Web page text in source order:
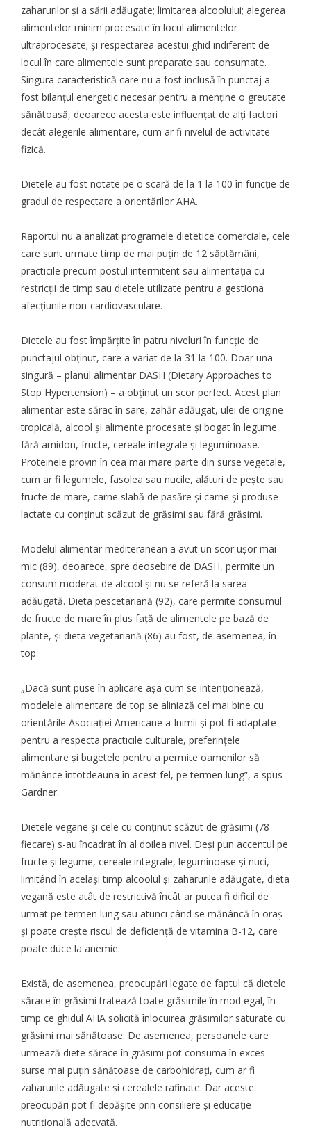
zaharurilor și a sării adăugate; limitarea alcoolului; alegerea
alimentelor minim procesate în locul alimentelor
ultraprocesate; și respectarea acestui ghid indiferent de
locul în care alimentele sunt preparate sau consumate.
Singura caracteristică care nu a fost inclusă în punctaj a
fost bilanțul energetic necesar pentru a menține o greutate
sănătoasă, deoarece acesta este influențat de alți factori
decât alegerile alimentare, cum ar fi nivelul de activitate
fizică.
Dietele au fost notate pe o scară de la 1 la 100 în funcție de
gradul de respectare a orientărilor AHA.
Raportul nu a analizat programele dietetice comerciale, cele
care sunt urmate timp de mai puțin de 12 săptămâni,
practicile precum postul intermitent sau alimentația cu
restricții de timp sau dietele utilizate pentru a gestiona
afecțiunile non-cardiovasculare.
Dietele au fost împărțite în patru niveluri în funcție de
punctajul obținut, care a variat de la 31 la 100. Doar una
singură – planul alimentar DASH (Dietary Approaches to
Stop Hypertension) – a obținut un scor perfect. Acest plan
alimentar este sărac în sare, zahăr adăugat, ulei de origine
tropicală, alcool și alimente procesate și bogat în legume
fără amidon, fructe, cereale integrale și leguminoase.
Proteinele provin în cea mai mare parte din surse vegetale,
cum ar fi legumele, fasolea sau nucile, alături de pește sau
fructe de mare, carne slabă de pasăre și carne și produse
lactate cu conținut scăzut de grăsimi sau fără grăsimi.
Modelul alimentar mediteranean a avut un scor ușor mai
mic (89), deoarece, spre deosebire de DASH, permite un
consum moderat de alcool și nu se referă la sarea
adăugată. Dieta pescetariană (92), care permite consumul
de fructe de mare în plus față de alimentele pe bază de
plante, și dieta vegetariană (86) au fost, de asemenea, în
top.
„Dacă sunt puse în aplicare așa cum se intenționează,
modelele alimentare de top se aliniază cel mai bine cu
orientările Asociației Americane a Inimii și pot fi adaptate
pentru a respecta practicile culturale, preferințele
alimentare și bugetele pentru a permite oamenilor să
mănânce întotdeauna în acest fel, pe termen lung”, a spus
Gardner.
Dietele vegane și cele cu conținut scăzut de grăsimi (78
fiecare) s-au încadrat în al doilea nivel. Deși pun accentul pe
fructe și legume, cereale integrale, leguminoase și nuci,
limitând în același timp alcoolul și zaharurile adăugate, dieta
vegană este atât de restrictivă încât ar putea fi dificil de
urmat pe termen lung sau atunci când se mănâncă în oraș
și poate crește riscul de deficiență de vitamina B-12, care
poate duce la anemie.
Există, de asemenea, preocupări legate de faptul că dietele
sărace în grăsimi tratează toate grăsimile în mod egal, în
timp ce ghidul AHA solicită înlocuirea grăsimilor saturate cu
grăsimi mai sănătoase. De asemenea, persoanele care
urmează diete sărace în grăsimi pot consuma în exces
surse mai puțin sănătoase de carbohidrați, cum ar fi
zaharurile adăugate și cerealele rafinate. Dar aceste
preocupări pot fi depășite prin consiliere și educație
nutrițională adecvată.